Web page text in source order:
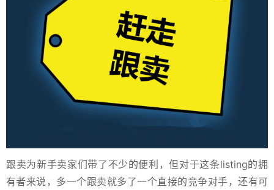
跟卖为新手卖家们带了不少的便利，但对于这条listing的拥
有者来说，多一个跟卖就多了一个直接的竞争对手，还有可